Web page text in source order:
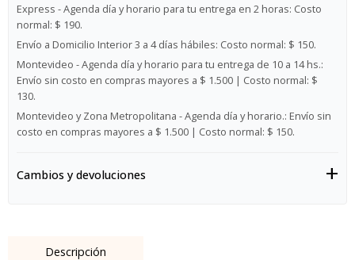
Express - Agenda día y horario para tu entrega en 2 horas: Costo
normal: $ 190.
Envío a Domicilio Interior 3 a 4 días hábiles: Costo normal: $ 150.
Montevideo - Agenda día y horario para tu entrega de 10 a 14 hs.:
Envío sin costo en compras mayores a $ 1.500 | Costo normal: $
130.
Montevideo y Zona Metropolitana - Agenda día y horario.: Envío sin
costo en compras mayores a $ 1.500 | Costo normal: $ 150.
Cambios y devoluciones
Descripción